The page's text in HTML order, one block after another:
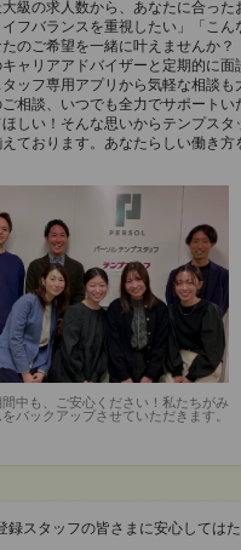
級の求人数から、あなたに合った
フバランスを重視したい」「こん
のご希望を一緒に叶えませんか？
ャリアアドバイザーと定期的に面
ッフ専用アプリから気軽な相談も
相談、いつでも全力でサポートい
しい！そんな思いからテンプスタ
ております。あなたらしい働き方
間中も、ご安心ください！私たちがみ
バックアップさせていただきます。
録スタッフの皆さまに安心しては